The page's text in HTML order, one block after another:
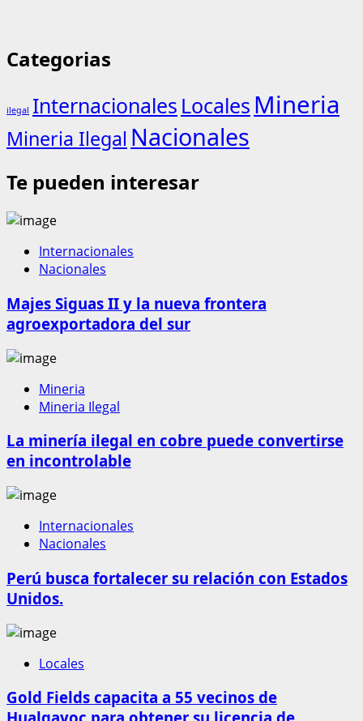
Categorias
ilegal Internacionales Locales Mineria
Mineria Ilegal Nacionales
Te pueden interesar
Internacionales
Nacionales
Majes Siguas II y la nueva frontera
agroexportadora del sur
Mineria
Mineria Ilegal
La minería ilegal en cobre puede convertirse
en incontrolable
Internacionales
Nacionales
Perú busca fortalecer su relación con Estados
Unidos.
Locales
Gold Fields capacita a 55 vecinos de